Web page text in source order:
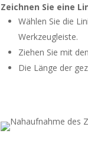
Zeichnen Sie eine
Wählen Sie die
Werkzeugleiste.
Ziehen Sie mit
Die Länge der